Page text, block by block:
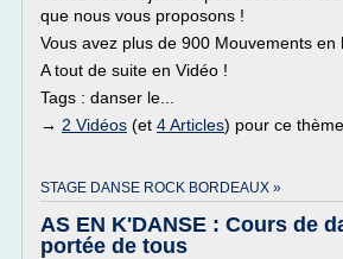
que nous vous proposons !
Vous avez plus de 900 Mouvements en
A tout de suite en Vidéo !
Tags : danser le...
→ 2 Vidéos (et 4 Articles) pour ce thème
STAGE DANSE ROCK BORDEAUX »
AS EN K'DANSE : Cours de
portée de tous